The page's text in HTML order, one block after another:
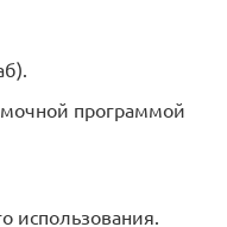
программой
использования.